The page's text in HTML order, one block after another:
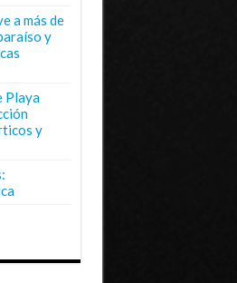
a más de
y
Playa
y